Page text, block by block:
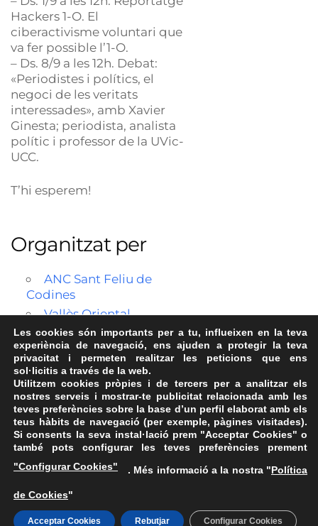
Hackers 1-O. El
ciberactivisme voluntari que
va fer possible l’1-O.
– Ds. 8/9 a les 12h. Debat:
«Periodistes i polítics, el
negoci de les veritats
interessades», amb Xavier
Ginesta; periodista, analista
polític i professor de la UVic-
UCC.
T’hi esperem!
Organitzat per
ANC Sant Feliu de
Codines
Vallès Oriental
FAQs
ASSEMBLEA NACIONAL CATALANA
Carrer de la Marina, 315, 08025 Barcelona · 93 347 17 14
Les cookies són importants per a tu, influeixen en la teva
experiència de navegació, ens ajuden a protegir la teva
privacitat i permeten realitzar les peticions que ens
sol·licitis a través de la web.
Utilitzem cookies pròpies i de tercers per a analitzar els
nostres serveis i mostrar-te publicitat relacionada amb les
teves preferències sobre la base d’un perfil elaborat amb els
teus hàbits de navegació (per exemple, pàgines visitades).
Si consents la seva instal·lació prem "Acceptar Cookies" o
també pots configurar les teves preferències prement
"Configurar Cookies"
. Més informació a la nostra "Política
de Cookies"
Acceptar Cookies Rebutjar Configurar Cookies